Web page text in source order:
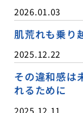
2026.01.03
肌荒れも乗り
2025.12.22
その違和感は
れるために
2025.12.11